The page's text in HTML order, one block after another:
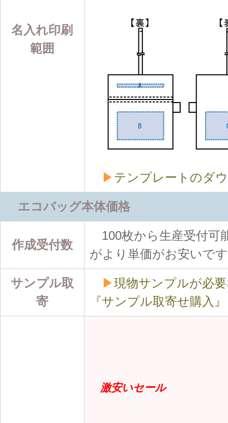
名入れ印刷
範囲
▶テンプレートのダ
エコバッグ本体価格
作成受付数
100枚から生産受付
がより単価がお安いで
サンプル取
寄
▶現物サンプルが必
『サンプル取寄せ購入
激安いセール